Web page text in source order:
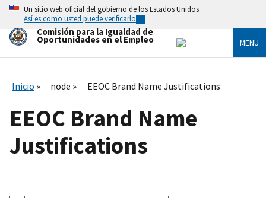
Skip
main
content
Un sitio web oficial del gobierno de los Estados Unidos
Así es como usted puede verificarlo
Comisión para la Igualdad de
Oportunidades en el Empleo MENU
Inicio node EEOC Brand Name Justifications
EEOC Brand Name
Justifications